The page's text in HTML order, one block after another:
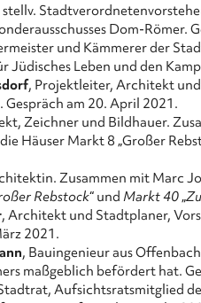
Dom-Römer.
und Kämmerer der
Jüdisches Leben und den
, Projektleiter, Architekt
Gespräch am 20. April 2021.
Zeichner und Bildhauer.
Häuser Markt 8 „Großer
Zusammen mit Marc
Rebstock“ und Markt 40„
, Architekt und Stadtplaner,
2021.
, Bauingenieur aus
maßgeblich befördert hat.
Aufsichtsratsmitglied